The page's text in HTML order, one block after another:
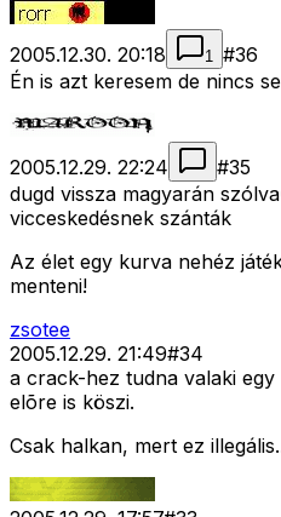
2005.12.30. 20:18 1 #36
Én is azt keresem de nincs
2005.12.29. 22:24 #35
dugd vissza magyarán
vicceskedésnek szánták
Az élet egy kurva nehéz
menteni!
zsotee
2005.12.29. 21:49#34
a crack-hez tudna valaki egy
elõre is köszi.
Csak halkan, mert ez